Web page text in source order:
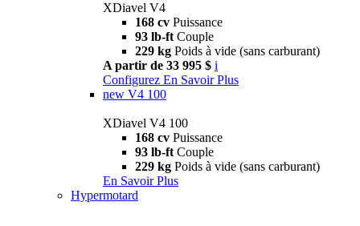
XDiavel V4
168 cv Puissance
93 lb-ft Couple
229 kg Poids à vide (sans carburant)
A partir de 33 995 $ i
Configurez En Savoir Plus
new V4 100
XDiavel V4 100
168 cv Puissance
93 lb-ft Couple
229 kg Poids à vide (sans carburant)
En Savoir Plus
Hypermotard